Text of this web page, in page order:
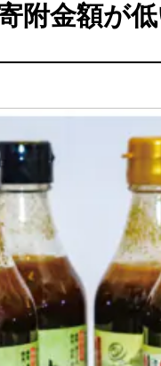
レーション
ルワーカー
フリーラン
リーランス
附金額が